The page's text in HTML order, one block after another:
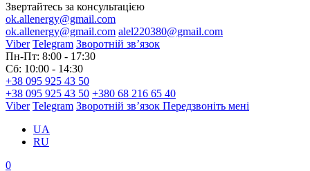
Звертайтесь за консультацією
ok.allenergy@gmail.com
ok.allenergy@gmail.com alel220380@gmail.com
Viber Telegram Зворотній зв’язок
Пн-Пт: 8:00 - 17:30
Сб: 10:00 - 14:30
+38 095 925 43 50
+38 095 925 43 50 +380 68 216 65 40
Viber Telegram Зворотній зв’язок Передзвоніть мені
UA
RU
0